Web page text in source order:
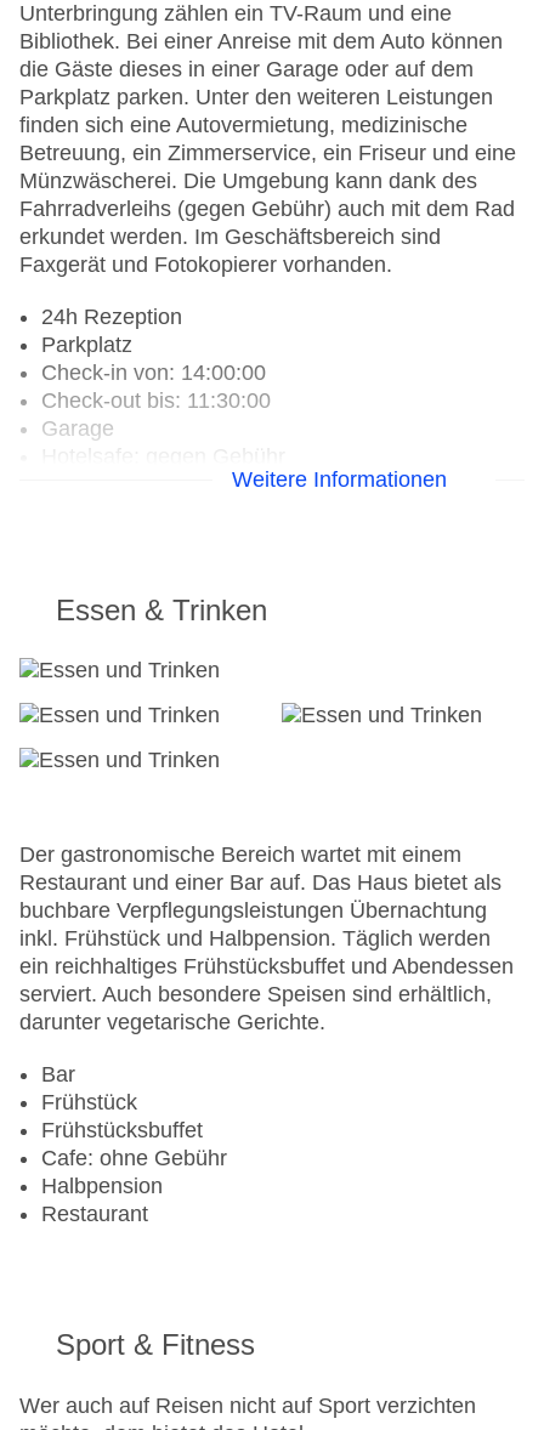
Unterbringung zählen ein TV-Raum und eine
Bibliothek. Bei einer Anreise mit dem Auto können
die Gäste dieses in einer Garage oder auf dem
Parkplatz parken. Unter den weiteren Leistungen
finden sich eine Autovermietung, medizinische
Betreuung, ein Zimmerservice, ein Friseur und eine
Münzwäscherei. Die Umgebung kann dank des
Fahrradverleihs (gegen Gebühr) auch mit dem Rad
erkundet werden. Im Geschäftsbereich sind
Faxgerät und Fotokopierer vorhanden.
24h Rezeption
Parkplatz
Check-in von: 14:00:00
Check-out bis: 11:30:00
Garage
Hotelsafe: gegen Gebühr
WLAN/WiFi im Hotel
Anzahl der Aufzüge: 1
Zimmerservice
Gesamtanzahl der Stockwerke: 5
Gesamtanzahl der Zimmer: 43
Landeskategorie: 3 Sterne
Weitere Informationen
Essen & Trinken
Der gastronomische Bereich wartet mit einem
Restaurant und einer Bar auf. Das Haus bietet als
buchbare Verpflegungsleistungen Übernachtung
inkl. Frühstück und Halbpension. Täglich werden
ein reichhaltiges Frühstücksbuffet und Abendessen
serviert. Auch besondere Speisen sind erhältlich,
darunter vegetarische Gerichte.
Bar
Frühstück
Frühstücksbuffet
Cafe: ohne Gebühr
Halbpension
Restaurant
Sport & Fitness
Wer auch auf Reisen nicht auf Sport verzichten